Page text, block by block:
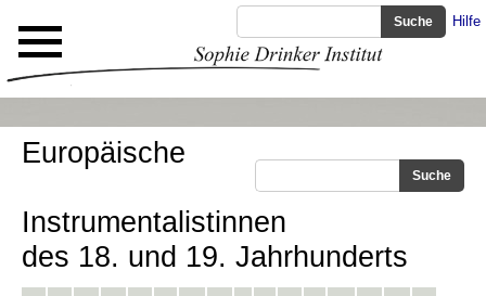
Hilfe
Europäische
Instrumentalistinnen
des 18. und 19. Jahrhunderts